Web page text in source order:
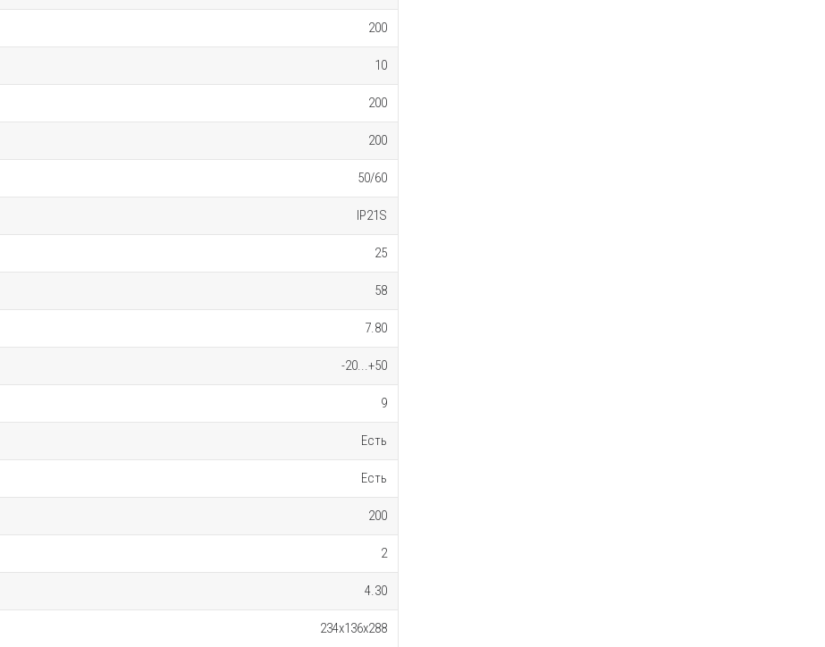
200
10
200
200
50/60
IP21S
25
58
7.80
-20...+50
9
Есть
Есть
200
2
4.30
234x136x288